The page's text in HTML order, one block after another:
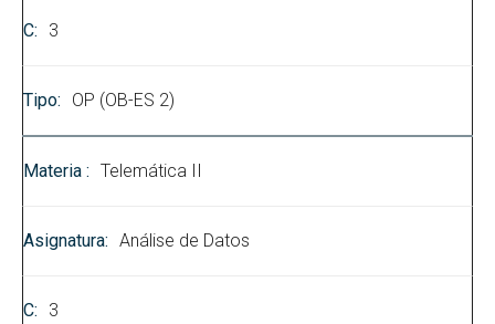
3
OP (OB-ES 2)
Telemática II
Análise de Datos
3